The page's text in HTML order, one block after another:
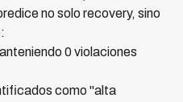
no solo recovery, sino
0 violaciones
como "alta